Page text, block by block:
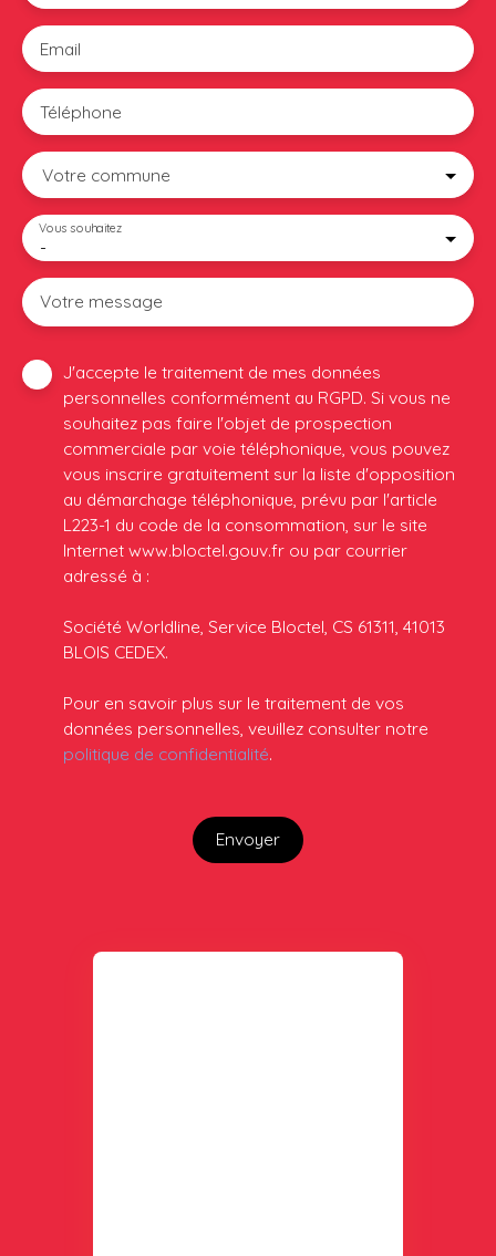
Email
Téléphone
Votre commune
-
Vous souhaitez
Votre message
J'accepte le traitement de mes données
personnelles conformément au RGPD. Si vous ne
souhaitez pas faire l'objet de prospection
commerciale par voie téléphonique, vous pouvez
vous inscrire gratuitement sur la liste d'opposition
au démarchage téléphonique, prévu par l'article
L223-1 du code de la consommation, sur le site
Internet www.bloctel.gouv.fr ou par courrier
adressé à :
Société Worldline, Service Bloctel, CS 61311, 41013
BLOIS CEDEX.
Pour en savoir plus sur le traitement de vos
données personnelles, veuillez consulter notre
politique de confidentialité.
Envoyer